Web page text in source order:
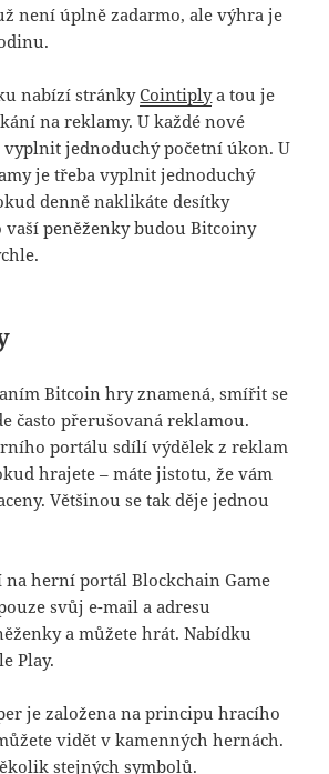
není úplně zadarmo, ale výhra je
nabízí stránkyCointiplya tou je
na reklamy. U každé nové
jednoduchý početní úkon. U
je třeba vyplnit jednoduchý
denně naklikáte desítky
peněženky budou Bitcoiny
Bitcoin hry znamená, smířit se
často přerušovaná reklamou.
portálu sdílí výdělek z reklam
hrajete – máte jistotu, že vám
Většinou se tak děje jednou
herní portál Blockchain Game
svůj e-mail a adresu
a můžete hrát. Nabídku
Play.
je založena na principu hracího
vidět v kamenných hernách.
stejných symbolů.